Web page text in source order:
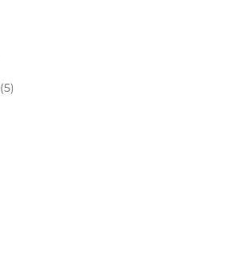
(5)